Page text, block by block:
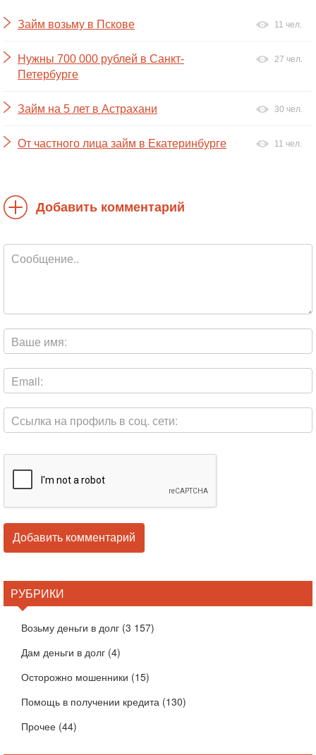
Займ возьму в Пскове 11 чел.
Нужны 700 000 рублей в Санкт-
Петербурге
27 чел.
Займ на 5 лет в Астрахани 30 чел.
От частного лица займ в Екатеринбурге 11 чел.
Добавить комментарий
РУБРИКИ
Возьму деньги в долг (3 157)
Дам деньги в долг (4)
Осторожно мошенники (15)
Помощь в получении кредита (130)
Прочее (44)